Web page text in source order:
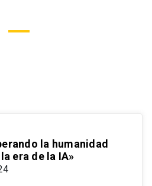
la humanidad
era de la IA»